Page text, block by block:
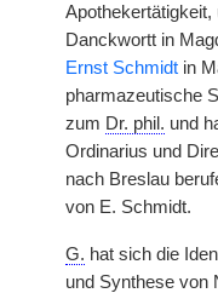
Apothekertätigkeit,
Danckwortt in
Ernst Schmidt in
pharmazeutische
zum Dr. phil. und
Ordinarius und
nach Breslau
von E. Schmidt.
G. hat sich die
und Synthese von